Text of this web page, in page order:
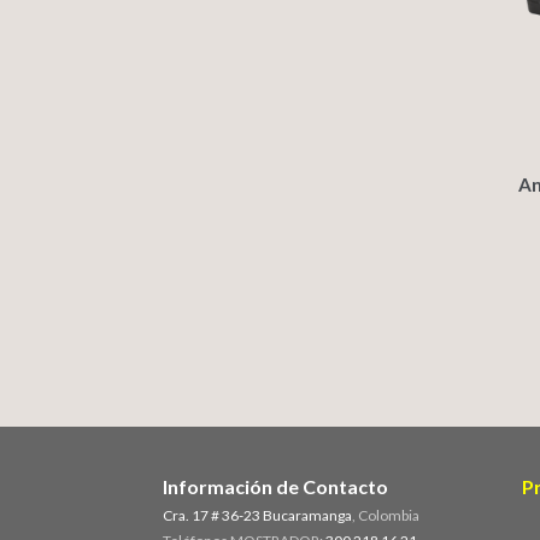
Información de Contacto
Cra. 17 # 36-23 Bucaramanga, Colombia